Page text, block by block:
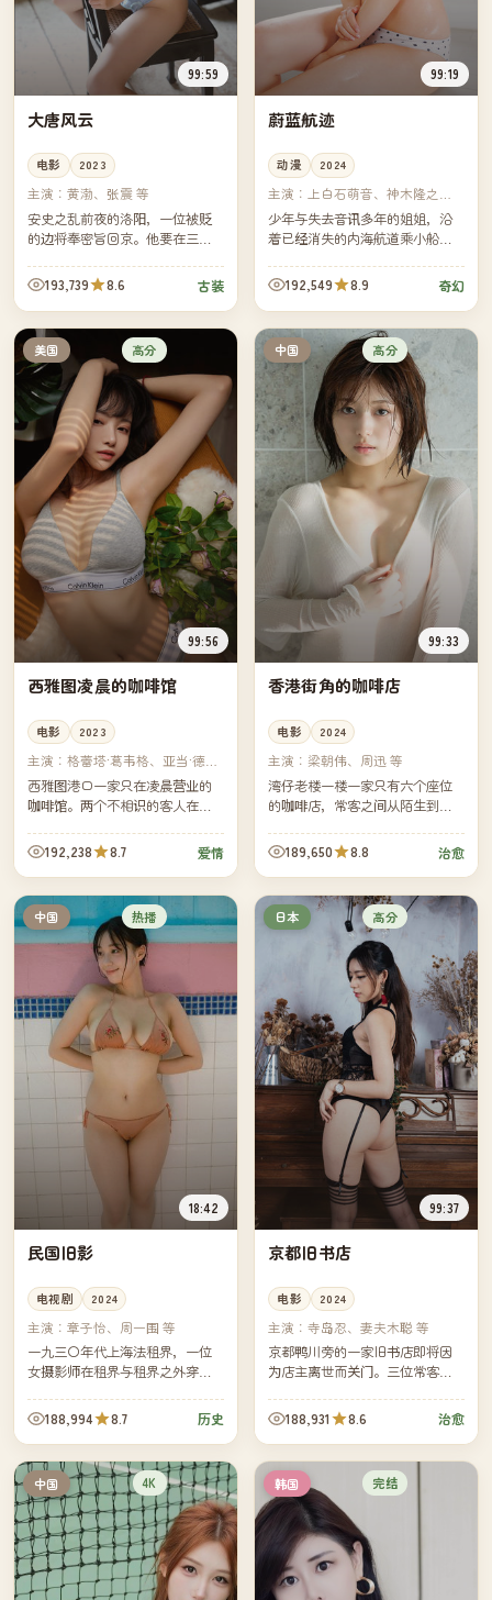
99:59
大唐风云
电影 2023
主演： 黄渤、张震 等
安史之乱前夜的洛阳，一位被贬
的边将奉密旨回京。他要在三日
追在他身后的，是他曾经最信任
的副将。
193,739 8.6 古装
99:19
蔚蓝航迹
动漫 2024
主演： 上白石萌音、神木隆之介
等
少年与失去音讯多年的姐姐，沿
着已经消失的内海航道乘小船一
口，他们就找回一段被海水掩埋
的童年。
192,549 8.9 奇幻
美国 高分
99:56
西雅图凌晨的咖啡馆
电影 2023
主演： 格蕾塔·葛韦格、亚当·德赖
弗 等
西雅图港口一家只在凌晨营业的
咖啡馆。两个不相识的客人在咖
从此每周三凌晨都坐在同一张桌
子，却始终没问对方的姓名。
192,238 8.7 爱情
中国 高分
99:33
香港街角的咖啡店
电影 2024
主演： 梁朝伟、周迅 等
湾仔老楼一楼一家只有六个座位
的咖啡店，常客之间从陌生到熟
除，老板决定为这十年里每一位
常客做一张属于他们的咖啡卡
片。
189,650 8.8 治愈
中国 热播
18:42
民国旧影
电视剧 2024
主演： 章子怡、周一围 等
一九三〇年代上海法租界，一位
女摄影师在租界与租界之外穿
从盛夏滑向战火前夜的最后一
年。
188,994 8.7 历史
日本 高分
99:37
京都旧书店
电影 2024
主演：寺岛忍、妻夫木聪 等
京都鸭川旁的一家旧书店即将因
为店主离世而关门。三位常客自
书一一整理、写下小卡片、再赠
送出去。
188,931 8.6 治愈
中国 4K 韩国 完结